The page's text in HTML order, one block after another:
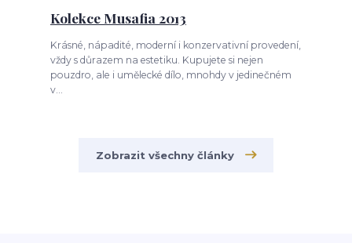
Kolekce Musafia 2013
Krásné, nápadité, moderní i konzervativní provedení,
vždy s důrazem na estetiku. Kupujete si nejen
pouzdro, ale i umělecké dílo, mnohdy v jedinečném
v...
Zobrazit všechny články